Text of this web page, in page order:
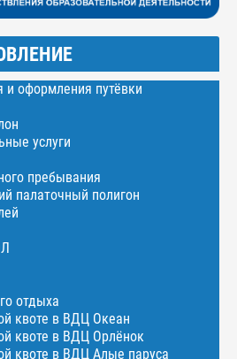
и оформления путёвки
услуги
пребывания
палаточный полигон
отдыха
квоте в ВДЦ Океан
квоте в ВДЦ Орлёнок
квоте в ВДЦ Алые паруса